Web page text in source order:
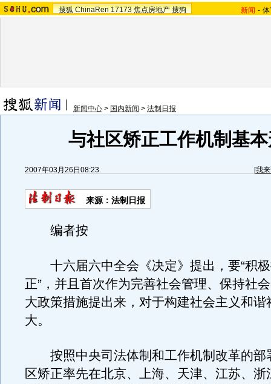
搜狐 ChinaRen 17173 焦点房地产 搜狗 新闻 -
新闻中心 > 国内新闻 > 法制日报
与社区矫正工作机制基
2007年03月26日08:23 [我
来源：法制日报
编者按
十六届六中全会《决定》提出，要“积极
正”，并且首次作为完善社会管理、保持社
大政策措施提出来，对于构建社会主义和谐
大。
按照中央司法体制和工作机制改革的部
区矫正率先在北京、上海、天津、江苏、浙